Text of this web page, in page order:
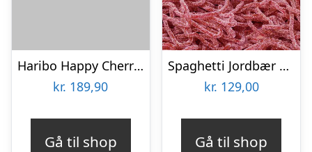
Haribo Happy Cherries Sour Økonomipakke – 2 kg
kr. 189,90
Gå til shop
Spaghetti Jordbær Bland-selv slik i pose 1 kg
kr. 129,00
Gå til shop